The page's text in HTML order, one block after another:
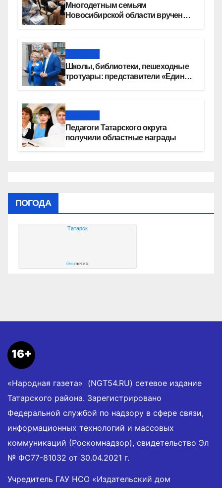
Многодетным семьям
Новосибирской области вручены
Школы, библиотеки, пешеходные
тротуары: представители «Единой
Педагоги Татарского округа
получили областные награды
ПОГОДА
Татарск
Gismeteo
16+
«Народная газета» (NGT54.RU) сетевое издание
Татарского района. Зарегистрировано
Федеральной службой по надзору в сфере связи,
информационных технологий и массовых
коммуникаций (Роскомнадзор), свидетельство Эл
№ ФС77-81032 от 30.04.2021 г.
Учредитель ГАУ НСО «Издательский дом